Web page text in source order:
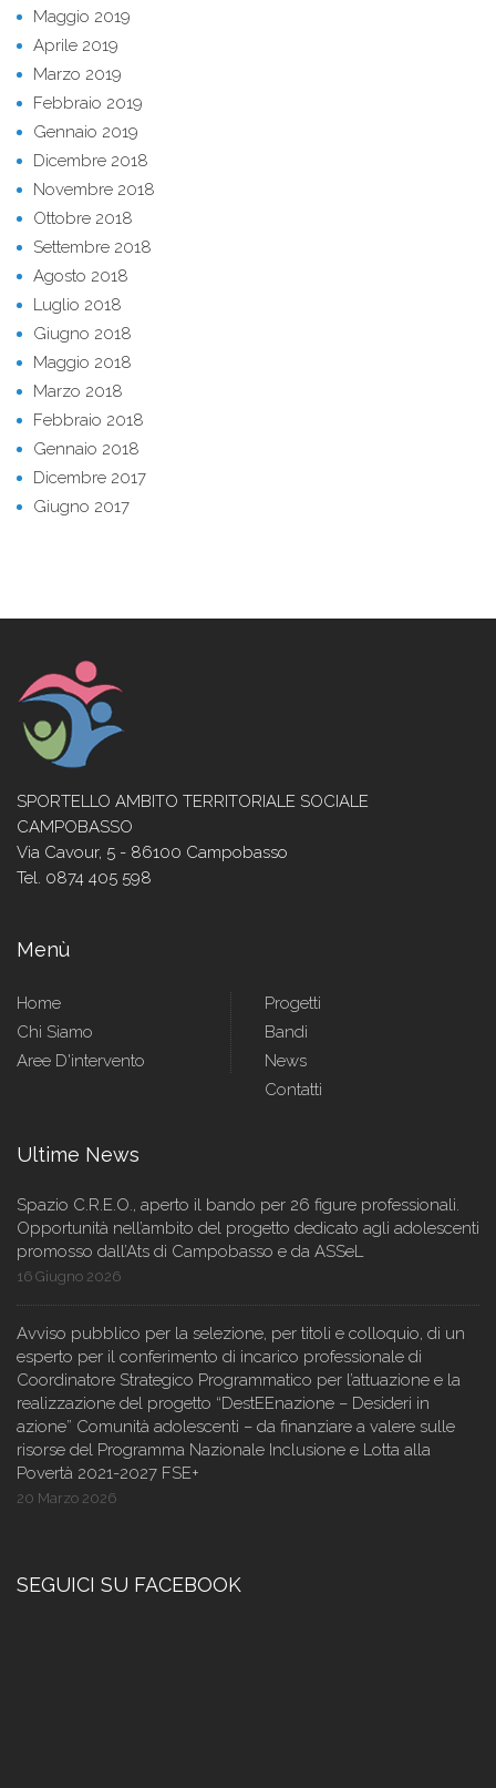
Maggio 2019
Aprile 2019
Marzo 2019
Febbraio 2019
Gennaio 2019
Dicembre 2018
Novembre 2018
Ottobre 2018
Settembre 2018
Agosto 2018
Luglio 2018
Giugno 2018
Maggio 2018
Marzo 2018
Febbraio 2018
Gennaio 2018
Dicembre 2017
Giugno 2017
SPORTELLO AMBITO TERRITORIALE SOCIALE
CAMPOBASSO
Via Cavour, 5 - 86100 Campobasso
Tel. 0874 405 598
Menù
Home
Chi Siamo
Aree D'intervento
Progetti
Bandi
News
Contatti
Ultime News
Spazio C.R.E.O., aperto il bando per 26 figure professionali.
Opportunità nell’ambito del progetto dedicato agli adolescenti
promosso dall’Ats di Campobasso e da ASSeL
16 Giugno 2026
Avviso pubblico per la selezione, per titoli e colloquio, di un
esperto per il conferimento di incarico professionale di
Coordinatore Strategico Programmatico per l’attuazione e la
realizzazione del progetto “DestEEnazione – Desideri in
azione” Comunità adolescenti – da finanziare a valere sulle
risorse del Programma Nazionale Inclusione e Lotta alla
Povertà 2021-2027 FSE+
20 Marzo 2026
SEGUICI SU FACEBOOK